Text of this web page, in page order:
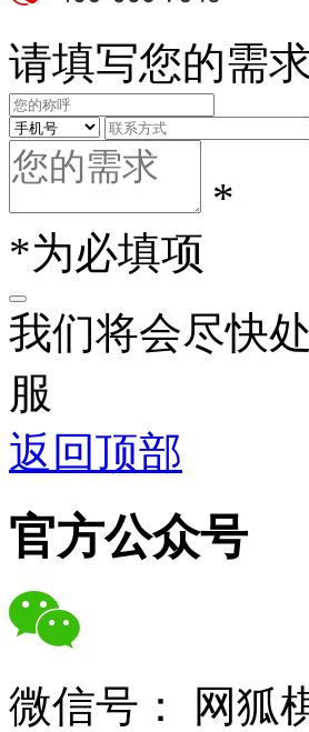
请填写您的需
*
*为必填项
我们将会尽快
服
返回顶部
官方公众号
微信号： 网狐